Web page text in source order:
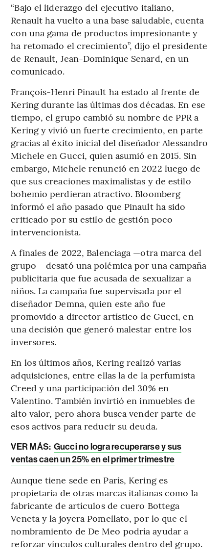
“Bajo el liderazgo del ejecutivo italiano,
Renault ha vuelto a una base saludable, cuenta
con una gama de productos impresionante y
ha retomado el crecimiento”, dijo el presidente
de Renault, Jean-Dominique Senard, en un
comunicado.
François-Henri Pinault ha estado al frente de
Kering durante las últimas dos décadas. En ese
tiempo, el grupo cambió su nombre de PPR a
Kering y vivió un fuerte crecimiento, en parte
gracias al éxito inicial del diseñador Alessandro
Michele en Gucci, quien asumió en 2015. Sin
embargo, Michele renunció en 2022 luego de
que sus creaciones maximalistas y de estilo
bohemio perdieran atractivo. Bloomberg
informó el año pasado que Pinault ha sido
criticado por su estilo de gestión poco
intervencionista.
A finales de 2022, Balenciaga —otra marca del
grupo— desató una polémica por una campaña
publicitaria que fue acusada de sexualizar a
niños. La campaña fue supervisada por el
diseñador Demna, quien este año fue
promovido a director artístico de Gucci, en
una decisión que generó malestar entre los
inversores.
En los últimos años, Kering realizó varias
adquisiciones, entre ellas la de la perfumista
Creed y una participación del 30% en
Valentino. También invirtió en inmuebles de
alto valor, pero ahora busca vender parte de
esos activos para reducir su deuda.
VER MÁS: Gucci no logra recuperarse y sus
ventas caen un 25% en el primer trimestre
Aunque tiene sede en París, Kering es
propietaria de otras marcas italianas como la
fabricante de artículos de cuero Bottega
Veneta y la joyera Pomellato, por lo que el
nombramiento de De Meo podría ayudar a
reforzar vínculos culturales dentro del grupo.